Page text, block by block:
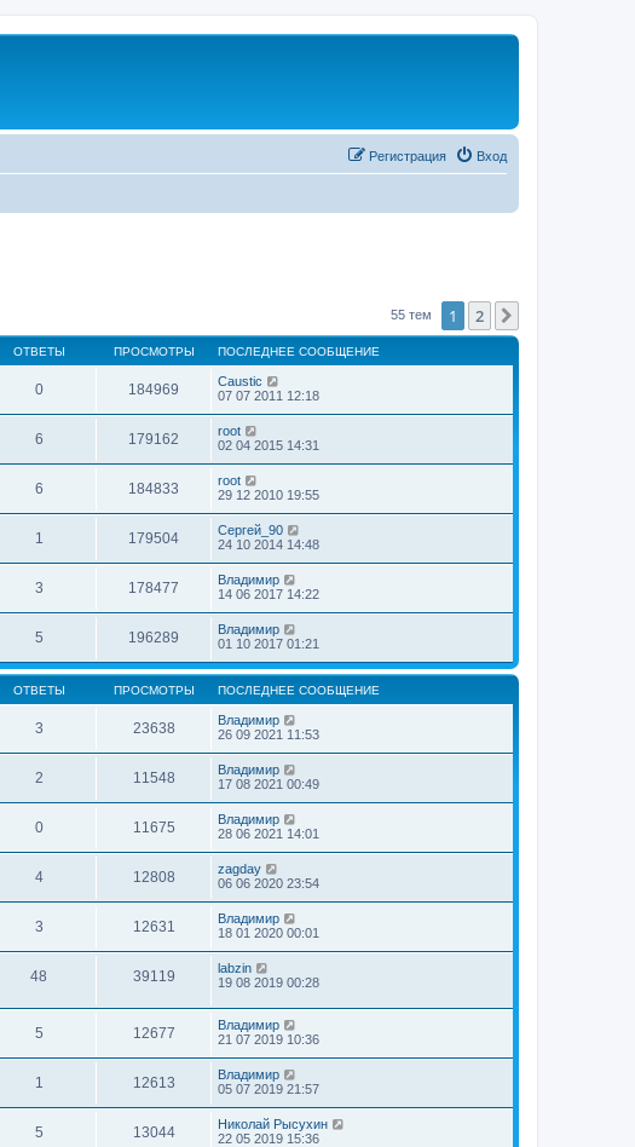
Вход
Регистрация
55 тем 1 2
ОТВЕТЫ ПРОСМОТРЫ ПОСЛЕДНЕЕ СООБЩЕНИЕ
0 184969
Caustic
07 07 2011 12:18
6 179162
root
02 04 2015 14:31
6 184833
root
29 12 2010 19:55
1 179504
Сергей_90
24 10 2014 14:48
3 178477
Владимир
14 06 2017 14:22
5 196289
Владимир
01 10 2017 01:21
ОТВЕТЫ ПРОСМОТРЫ ПОСЛЕДНЕЕ СООБЩЕНИЕ
3 23638
Владимир
26 09 2021 11:53
2 11548
Владимир
17 08 2021 00:49
0 11675
Владимир
28 06 2021 14:01
4 12808
zagday
06 06 2020 23:54
3 12631
Владимир
18 01 2020 00:01
48 39119
labzin
19 08 2019 00:28
5 12677
Владимир
21 07 2019 10:36
1 12613
Владимир
05 07 2019 21:57
5 13044
Николай Рысухин
22 05 2019 15:36